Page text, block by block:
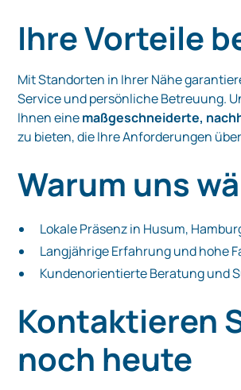
Ihre Vorteile
Mit Standorten in Ihrer Nähe
Service und persönliche Betreuung.
Ihnen einemaßgeschneiderte,
zu bieten, die Ihre Anforderungen
Warum uns
Lokale Präsenz in Husum,
Langjährige Erfahrung und hohe
Kundenorientierte Beratung und
Kontaktieren
noch heute